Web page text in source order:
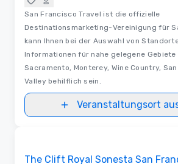
San Francisco Travel ist die offizielle
Destinationsmarketing-Vereinigung für
kann Ihnen bei der Auswahl von
Informationen für nahe gelegene Gebiete
Sacramento, Monterey, Wine Country,
Valley behilflich sein.
Veranstaltungsort
The Clift Royal Sonesta San